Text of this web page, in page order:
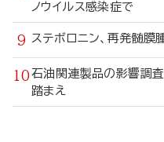
ノウイルス感染症で
ステボロニン、再発髄
石油関連製品の影響
踏まえ